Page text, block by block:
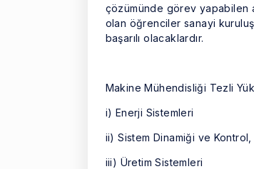
çözümünde görev yapabilen
olan öğrenciler sanayi
başarılı olacaklardır.
Makine Mühendisliği Tezli
i) Enerji Sistemleri
ii) Sistem Dinamiği ve Kontrol,
iii) Üretim Sistemleri